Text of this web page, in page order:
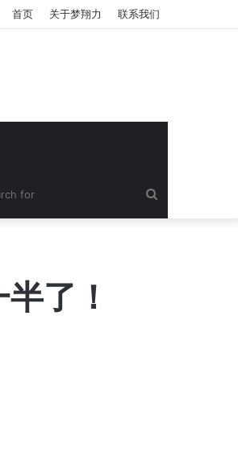
首页 关于梦翔力 联系我们
了！